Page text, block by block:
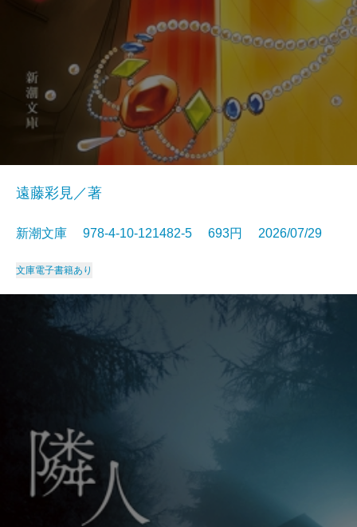
遠藤彩見／著
新潮文庫 978-4-10-121482-5 693円 2026/07/29
文庫電子書籍あり